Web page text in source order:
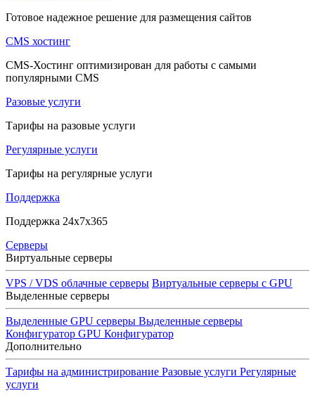
Готовое надежное решение для размещения сайтов
CMS хостинг
CMS-Хостинг оптимизирован для работы с самыми
популярными CMS
Разовые услуги
Тарифы на разовые услуги
Регулярные услуги
Тарифы на регулярные услуги
Поддержка
Поддержка 24x7x365
Серверы
Виртуальные серверы
VPS / VDS облачные серверы Виртуальные серверы с GPU
Выделенные серверы
Выделенные GPU серверы Выделенные серверы
Конфигуратор GPU Конфигуратор
Дополнительно
Тарифы на администрирование Разовые услуги Регулярные
услуги